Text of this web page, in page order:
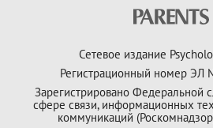
Сетевое издание
Регистрационный номер ЭЛ
Зарегистрировано Федеральной
сфере связи, информационных
коммуникаций